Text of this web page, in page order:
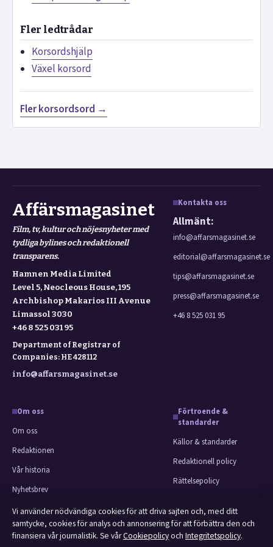
Fler ledtrådar
Korsordshjälp
Växel korsord
Fler korsordsord →
Affärsmagasinet
Film, tv, kultur och nöjesnyheter med
tydliga bylines och redaktionell
transparens.
Hamnen Media Limited
Level 5, Neocleous House, 195
Archbishop Makarios III Avenue
Limassol 3030
+46 8 525 031 95
Department of Registrar of
Companies: HE 428112
info@affarsmagasinet.se
Kontakta oss
Allmänt:
info@affarsmagasinet.se
editorial@affarsmagasinet.se
tips@affarsmagasinet.se
press@affarsmagasinet.se
+46 8 525 031 95
Om oss
Om oss
Redaktionen
Vår historia
Nyhetsbrev
Tipsa oss
Kontakt
Förtroende &
standarder
Källor & standarder
Redaktionell policy
Rättelsepolicy
Ägande & finansiering
Integritetspolicy
Vi använder nödvändiga cookies för att driva sajten och, med ditt
samtycke, cookies för analys och annonsering för att förbättra den och
finansiera vår journalistik. Se vårCookiepolicyoch Integritetspolicy.